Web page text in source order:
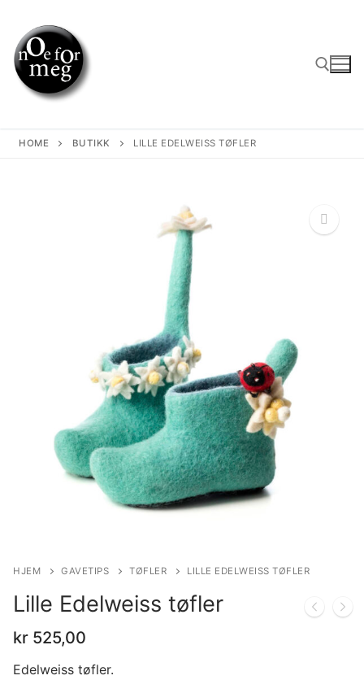
content
HOME BUTIKK LILLE EDELWEISS TØFLER
HJEM GAVETIPS TØFLER LILLE EDELWEISS TØFLER
Lille Edelweiss tøfler
kr 525,00
Edelweiss tøfler.